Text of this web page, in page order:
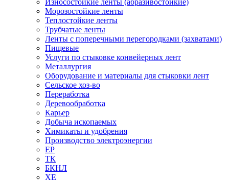
Износостойкие ленты (абразивостойкие)
Морозостойкие ленты
Теплостойкие ленты
Трубчатые ленты
Ленты с поперечными перегородками (захватами)
Пищевые
Услуги по стыковке конвейерных лент
Металлургия
Оборудование и материалы для стыковки лент
Сельское хоз-во
Переработка
Деревообработка
Карьер
Добыча ископаемых
Химикаты и удобрения
Производство электроэнергии
EP
ТК
БКНЛ
XE